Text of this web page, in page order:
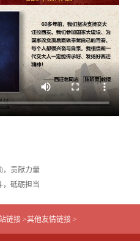
，贡献力量
，砥砺担当
链接 >其他友情链接 >